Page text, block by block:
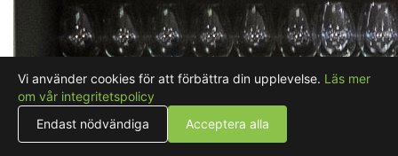
Vi använder cookies för att förbättra din upplevelse. Läs mer
om vår integritetspolicy
Endast nödvändiga
Acceptera alla